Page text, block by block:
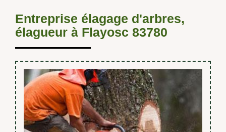
Entreprise élagage d'arbres,
élagueur à Flayosc 83780